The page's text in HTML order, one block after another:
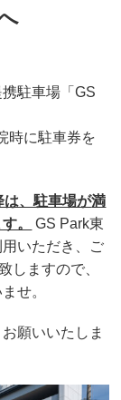
駐車場「GS
時に駐車券を
は、駐車場が満
。
GS Park東
いただき、ご
しますので、
せ。
願いいたしま